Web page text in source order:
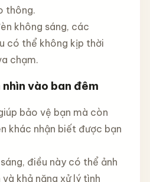
thông.
không sáng, các
có thể không kịp thời
chạm.
vào ban đêm
bảo vệ bạn mà còn
khác nhận biết được bạn
điều này có thể ảnh
khả năng xử lý tình